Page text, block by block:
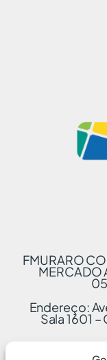
FMURARO
MERCADO
Endereço:
Sala 1601